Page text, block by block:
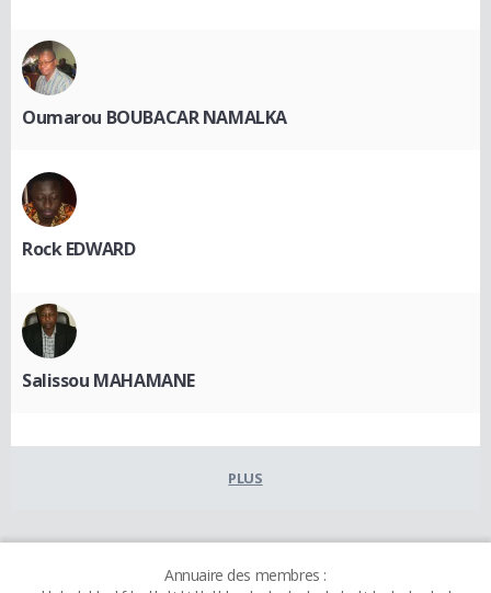
Oumarou BOUBACAR NAMALKA
Rock EDWARD
Salissou MAHAMANE
PLUS
Annuaire des membres :